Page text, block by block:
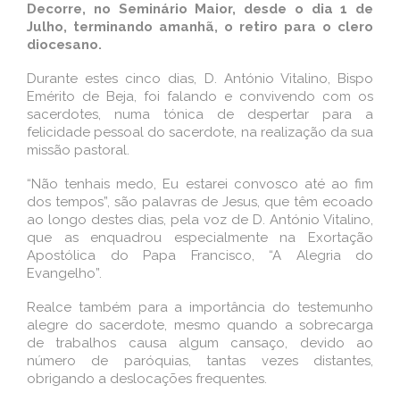
Decorre, no Seminário Maior, desde o dia 1 de
Julho, terminando amanhã, o retiro para o clero
diocesano.
Durante estes cinco dias, D. António Vitalino, Bispo
Emérito de Beja, foi falando e convivendo com os
sacerdotes, numa tónica de despertar para a
felicidade pessoal do sacerdote, na realização da sua
missão pastoral.
“Não tenhais medo, Eu estarei convosco até ao fim
dos tempos”, são palavras de Jesus, que têm ecoado
ao longo destes dias, pela voz de D. António Vitalino,
que as enquadrou especialmente na Exortação
Apostólica do Papa Francisco, “A Alegria do
Evangelho”.
Realce também para a importância do testemunho
alegre do sacerdote, mesmo quando a sobrecarga
de trabalhos causa algum cansaço, devido ao
número de paróquias, tantas vezes distantes,
obrigando a deslocações frequentes.